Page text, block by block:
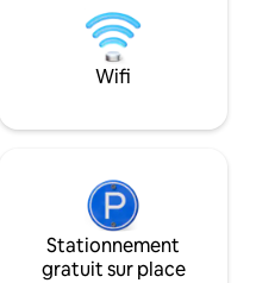
La
et
piscine
bain à
et des
équipées de
télévision
insonorisées. La
avec jacuzzi et
Wifi
Stationnement
gratuit sur place